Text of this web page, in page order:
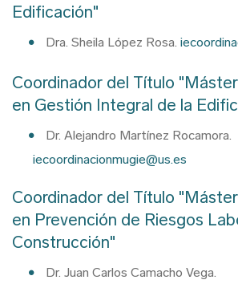
Edificación"
Dra. Sheila López Rosa.
Coordinador del Título
en Gestión Integral de la
Dr. Alejandro Martínez Rocamora.
iecoordinacionmugie@us.es
Coordinador del Título
en Prevención de Riesgos
Construcción"
Dr. Juan Carlos Camacho Vega.